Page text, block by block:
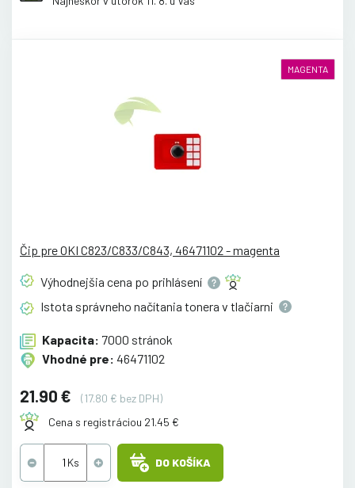
MAGENTA
Čip pre OKI C823/C833/C843, 46471102 - magenta
Výhodnejšia cena po prihlásení
Istota správneho načítania tonera v tlačiarni
Kapacita: 7000 stránok
Vhodné pre: 46471102
21.90 €
(17.80 € bez DPH)
Cena s registráciou 21.45 €
DO KOŠÍKA